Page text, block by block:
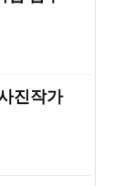
진작가